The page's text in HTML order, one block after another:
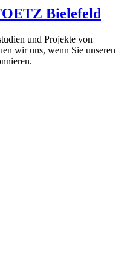
Bielefeld
und Projekte von
wir uns, wenn Sie unseren